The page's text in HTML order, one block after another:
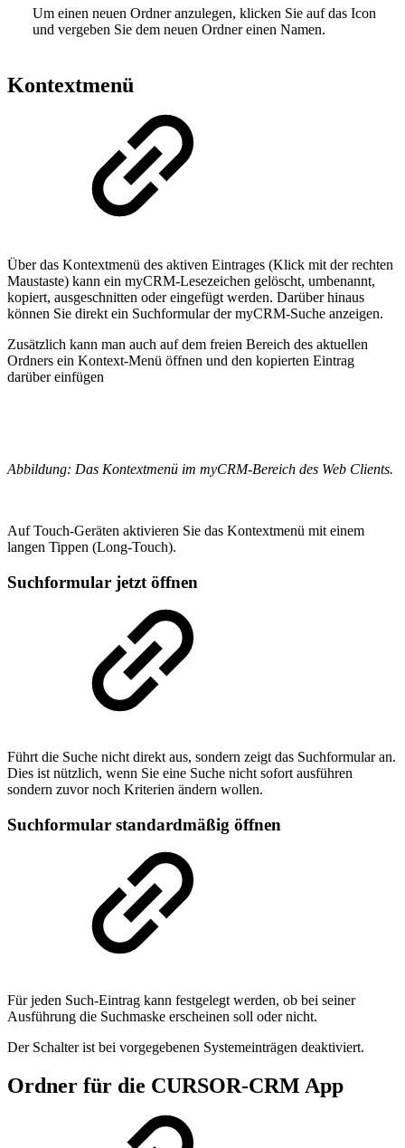
Um einen neuen Ordner anzulegen, klicken Sie auf das Icon
und vergeben Sie dem neuen Ordner einen Namen.
Kontextmenü
Über das Kontextmenü des aktiven Eintrages (Klick mit der rechten
Maustaste) kann ein myCRM-Lesezeichen gelöscht, umbenannt,
kopiert, ausgeschnitten oder eingefügt werden. Darüber hinaus
können Sie direkt ein Suchformular der myCRM-Suche anzeigen.
Zusätzlich kann man auch auf dem freien Bereich des aktuellen
Ordners ein Kontext-Menü öffnen und den kopierten Eintrag
darüber einfügen
Abbildung: Das Kontextmenü im myCRM-Bereich des Web Clients.
Auf Touch-Geräten aktivieren Sie das Kontextmenü mit einem
langen Tippen (Long-Touch).
Suchformular jetzt öffnen
Führt die Suche nicht direkt aus, sondern zeigt das Suchformular an.
Dies ist nützlich, wenn Sie eine Suche nicht sofort ausführen
sondern zuvor noch Kriterien ändern wollen.
Suchformular standardmäßig öffnen
Für jeden Such-Eintrag kann festgelegt werden, ob bei seiner
Ausführung die Suchmaske erscheinen soll oder nicht.
Der Schalter ist bei vorgegebenen Systemeinträgen deaktiviert.
Ordner für die CURSOR-CRM App